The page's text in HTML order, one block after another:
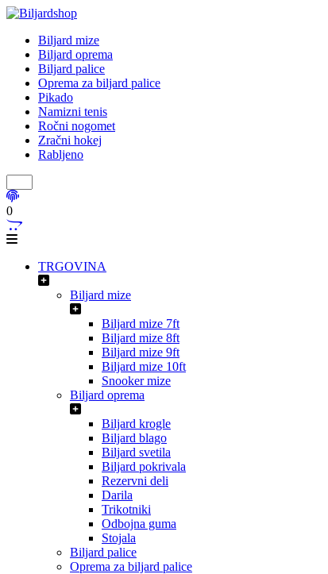
Biljard mize
Biljard oprema
Biljard palice
Oprema za biljard palice
Pikado
Namizni tenis
Ročni nogomet
Zračni hokej
Rabljeno
0
TRGOVINA
Biljard mize
Biljard mize 7ft
Biljard mize 8ft
Biljard mize 9ft
Biljard mize 10ft
Snooker mize
Biljard oprema
Biljard krogle
Biljard blago
Biljard svetila
Biljard pokrivala
Rezervni deli
Darila
Trikotniki
Odbojna guma
Stojala
Biljard palice
Oprema za biljard palice